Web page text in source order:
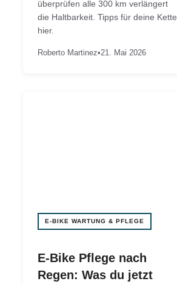
überprüfen alle 300 km verlängert
die Haltbarkeit. Tipps für deine Kette
hier.
Roberto Martinez•21. Mai 2026
E-BIKE WARTUNG & PFLEGE
E-Bike Pflege nach
Regen: Was du jetzt